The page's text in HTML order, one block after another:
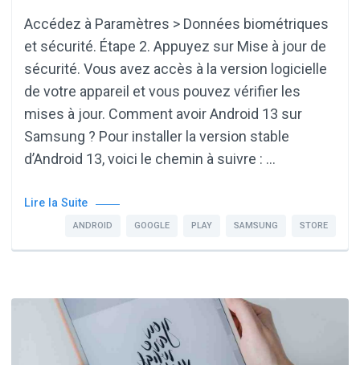
Accédez à Paramètres > Données biométriques
et sécurité. Étape 2. Appuyez sur Mise à jour de
sécurité. Vous avez accès à la version logicielle
de votre appareil et vous pouvez vérifier les
mises à jour. Comment avoir Android 13 sur
Samsung ? Pour installer la version stable
d’Android 13, voici le chemin à suivre : …
Lire la Suite
ANDROID GOOGLE PLAY SAMSUNG STORE